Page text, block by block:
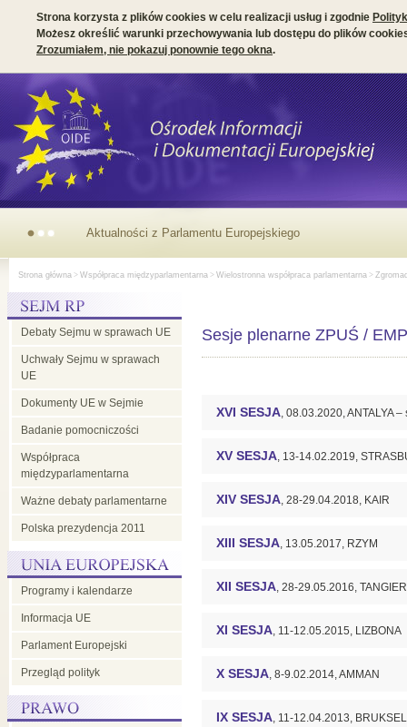
Strona korzysta z plików cookies w celu realizacji usług i zgodnie
Możesz określić warunki przechowywania lub dostępu do plików
Zrozumiałem, nie pokazuj ponownie tego okna.
Aktualności
Parlamentu
Strona główna > Współpraca międzyparlamentarna > Wielostronna współpraca parlamentarna >
Debaty Sejmu w sprawach UE
Uchwały Sejmu w sprawach
UE
Dokumenty UE w Sejmie
Badanie pomocniczości
Współpraca
międzyparlamentarna
Ważne debaty parlamentarne
Polska prezydencja 2011
Programy i kalendarze
Informacja UE
Parlament Europejski
Przegląd polityk
Sesje plenarne ZPUŚ /
XVI SESJA, 08.03.2020, ANTALYA
XV SESJA, 13-14.02.2019,
XIV SESJA, 28-29.04.2018, KAIR
XIII SESJA, 13.05.2017, RZYM
XII SESJA, 28-29.05.2016,
XI SESJA, 11-12.05.2015, LIZBONA
X SESJA, 8-9.02.2014, AMMAN
IX SESJA, 11-12.04.2013,